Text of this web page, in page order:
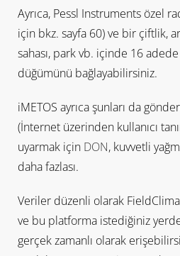
Ayrıca, Pessl Instruments özel
için bkz. sayfa 60) ve bir çiftlik,
sahası, park vb. içinde 16
düğümünü bağlayabilirsiniz.
iMETOS ayrıca şunları da
(İnternet üzerinden kullanıcı
uyarmak için DON, kuvvetli
daha fazlası.
Veriler düzenli olarak
ve bu platforma istediğiniz
gerçek zamanlı olarak